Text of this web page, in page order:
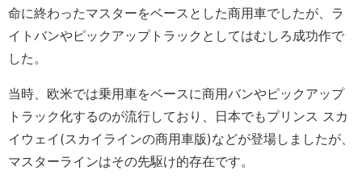
命に終わったマスターをベースとした商用車でしたが、ラ
イトバンやピックアップトラックとしてはむしろ成功作で
した。
当時、欧米では乗用車をベースに商用バンやピックアップ
トラック化するのが流行しており、日本でもプリンス スカ
イウェイ(スカイラインの商用車版)などが登場しましたが、
マスターラインはその先駆け的存在です。